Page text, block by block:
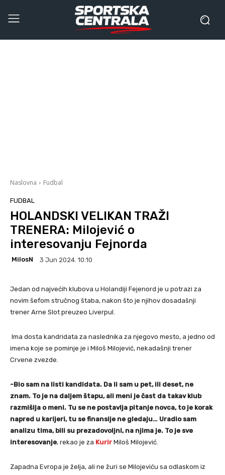
Naslovna Fudbal
FUDBAL
HOLANDSKI VELIKAN TRAŽI
TRENERA: Milojević o
interesovanju Fejnorda
MilosN 3 Jun 2024. 10:10
Jedan od najvećih klubova u Holandiji Fejenord je u potrazi za
novim šefom stručnog štaba, nakon što je njihov dosadašnji
trener Arne Slot preuzeo Liverpul.
Ima dosta kandridata za naslednika za njegovo mesto, a jedno od
imena koje se pominje je i Miloš Milojević, nekadašnji trener
Crvene zvezde.
-Bio sam na listi kandidata. Da li sam u pet, ili deset, ne
znam. To je na daljem štapu, ali meni je čast da takav klub
razmišlja o meni. Tu se ne postavlja pitanje novca, to je korak
napred u karijeri, tu se finansije ne gledaju… Uradio sam
analizu tima, bili su prezadovoljni, na njima je. To je sve
interesovanje, rekao je za Kurir Miloš Milojević.
Zapadna Evropa je želja, ali ne žuri se Milojeviću sa odlaskom iz